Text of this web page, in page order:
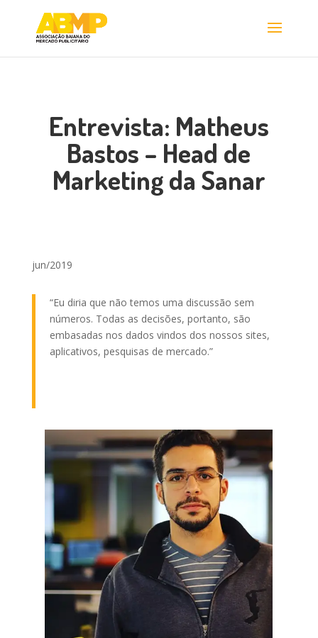
Entrevista: Matheus
Bastos – Head de
Marketing da Sanar
jun/2019
“Eu diria que não temos uma discussão sem
números. Todas as decisões, portanto, são
embasadas nos dados vindos dos nossos sites,
aplicativos, pesquisas de mercado.”